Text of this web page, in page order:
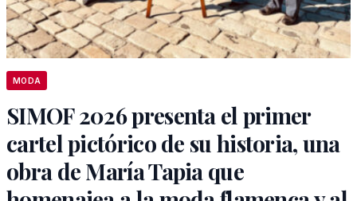
MODA
SIMOF 2026 presenta el primer
cartel pictórico de su historia, una
obra de María Tapia que